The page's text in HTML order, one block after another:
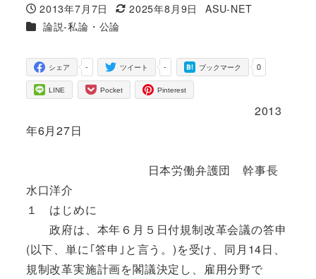
投稿日
2013年7月7日
更新日
2025年8月9日
著
ASU-NET
カテゴリー
論説-私論・公論
-
シェア -
ツイート 0
ブックマーク
LINE Pocket Pinterest
2013
年6月27日
日本労働弁護団 幹事長
水口洋介
１ はじめに
政府は、本年６月５日付規制改革会議の答申
(以下、単に｢答申｣と言う。)を受け、同月14日、
規制改革実施計画を閣議決定し、雇用分野で